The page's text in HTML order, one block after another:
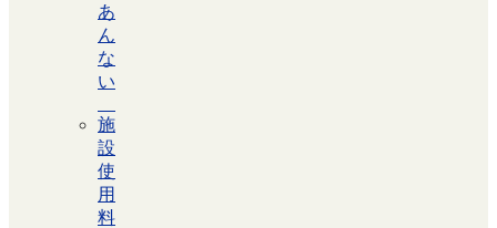
あ
ん
な
い
施
設
使
用
料